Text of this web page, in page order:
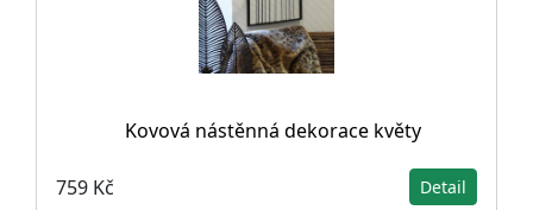
Kovová nástěnná dekorace květy
759 Kč Detail